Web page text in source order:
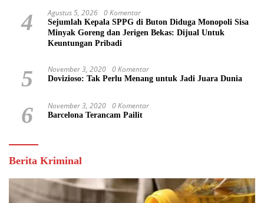
4 Agustus 5, 2026 0 Komentar
Sejumlah Kepala SPPG di Buton Diduga Monopoli Sisa
Minyak Goreng dan Jerigen Bekas: Dijual Untuk
Keuntungan Pribadi
5 November 3, 2020 0 Komentar
Dovizioso: Tak Perlu Menang untuk Jadi Juara Dunia
6 November 3, 2020 0 Komentar
Barcelona Terancam Pailit
Berita Kriminal